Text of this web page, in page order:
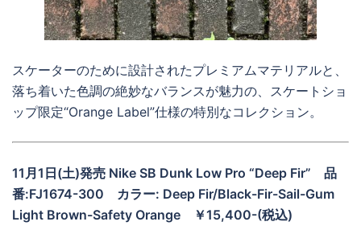
スケーターのために設計されたプレミアムマテリアルと、
落ち着いた色調の絶妙なバランスが魅力の、スケートショ
ップ限定“Orange Label”仕様の特別なコレクション。
11月1日(土)発売 Nike SB Dunk Low Pro “Deep Fir”
品
番:FJ1674-300
カラー: Deep Fir/Black-Fir-Sail-Gum
Light Brown-Safety Orange ￥15,400-(税込)